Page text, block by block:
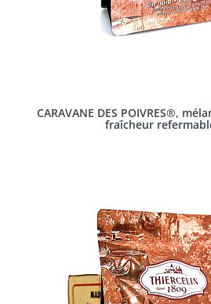
CARAVANE DES POIVRES®,
fraîcheur